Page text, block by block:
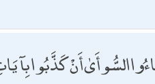
السُّوأَىٰ أَنْ كَذَّبُوا